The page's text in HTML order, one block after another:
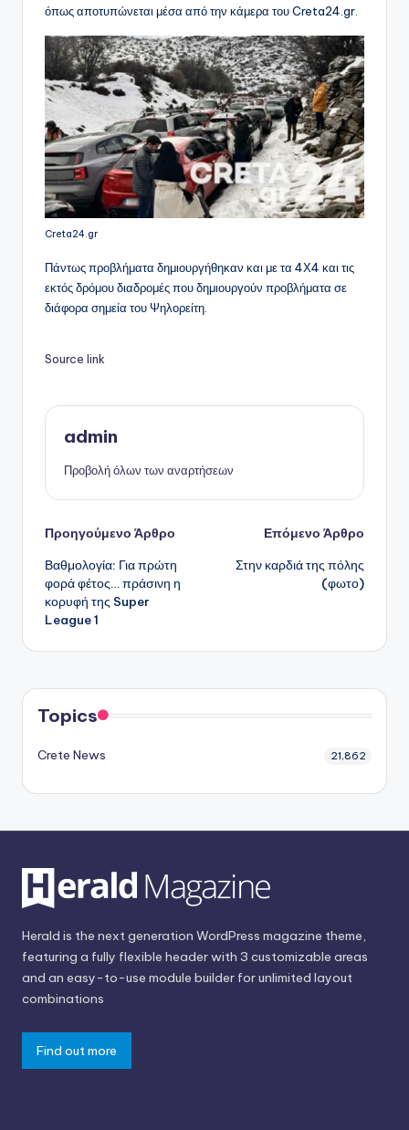
όπως αποτυπώνεται μέσα από την κάμερα του Creta24.gr.
Creta24.gr
Πάντως προβλήματα δημιουργήθηκαν και με τα 4Χ4 και τις
εκτός δρόμου διαδρομές που δημιουργούν προβλήματα σε
διάφορα σημεία του Ψηλορείτη.
Source link
admin
Προβολή όλων των αναρτήσεων
Πλοήγηση
δημοσιεύσεων
Προηγούμενο Άρθρο
Βαθμολογία: Για πρώτη
φορά φέτος… πράσινη η
κορυφή της Super
League 1
Επόμενο Άρθρο
Στην καρδιά της πόλης
(φωτο)
Topics
Crete News 21,862
Herald is the next generation WordPress magazine theme,
featuring a fully flexible header with 3 customizable areas
and an easy-to-use module builder for unlimited layout
combinations
Find out more